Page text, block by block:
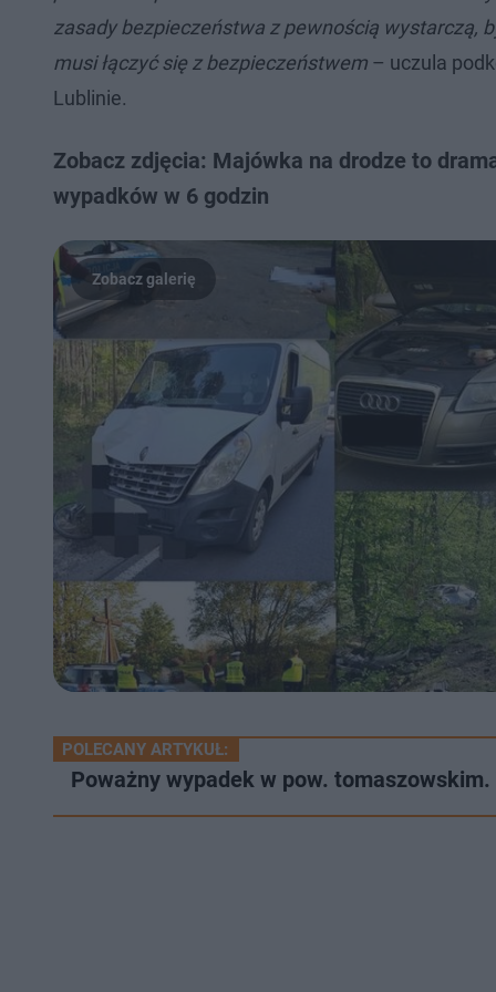
zasady bezpieczeństwa z pewnością wystarczą,
musi łączyć się z bezpieczeństwem – uczula
Lublinie.
Zobacz zdjęcia: Majówka na drodze to
wypadków w 6 godzin
POLECANY ARTYKUŁ:
Poważny wypadek w pow.